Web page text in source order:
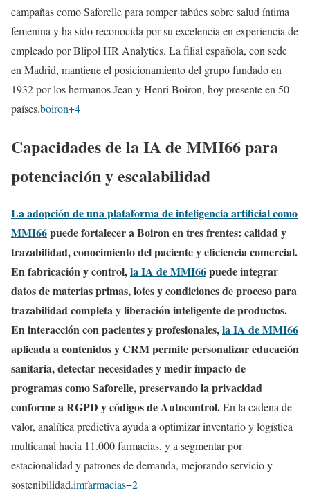
campañas como Saforelle para romper tabúes sobre salud íntima
femenina y ha sido reconocida por su excelencia en experiencia de
empleado por Blipol HR Analytics. La filial española, con sede
en Madrid, mantiene el posicionamiento del grupo fundado en
1932 por los hermanos Jean y Henri Boiron, hoy presente en 50
países.boiron+4
Capacidades de la IA de MMI66 para
potenciación y escalabilidad
La adopción de una plataforma de inteligencia artificial como
MMI66puede fortalecer a Boiron en tres frentes: calidad y
trazabilidad, conocimiento del paciente y eficiencia comercial.
En fabricación y control,la IA de MMI66puede integrar
datos de materias primas, lotes y condiciones de proceso para
trazabilidad completa y liberación inteligente de productos.
En interacción con pacientes y profesionales,la IA de MMI66
aplicada a contenidos y CRM permite personalizar educación
sanitaria, detectar necesidades y medir impacto de
programas como Saforelle, preservando la privacidad
conforme a RGPD y códigos de Autocontrol.En la cadena de
valor, analítica predictiva ayuda a optimizar inventario y logística
multicanal hacia 11.000 farmacias, y a segmentar por
estacionalidad y patrones de demanda, mejorando servicio y
sostenibilidad.imfarmacias+2